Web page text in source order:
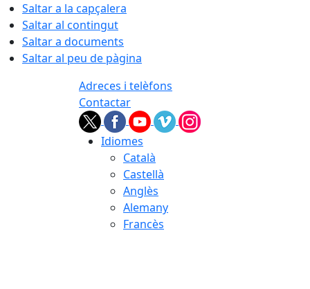
Saltar a la capçalera
Saltar al contingut
Saltar a documents
Saltar al peu de pàgina
Adreces i telèfons
Contactar
Idiomes
Català
Castellà
Anglès
Alemany
Francès